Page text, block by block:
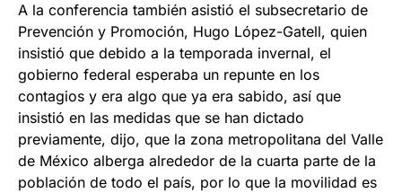
A la conferencia también asistió el subsecretario de
Prevención y Promoción, Hugo López-Gatell, quien
insistió que debido a la temporada invernal, el
gobierno federal esperaba un repunte en los
contagios y era algo que ya era sabido, así que
insistió en las medidas que se han dictado
previamente, dijo, que la zona metropolitana del Valle
de México alberga alrededor de la cuarta parte de la
población de todo el país, por lo que la movilidad es